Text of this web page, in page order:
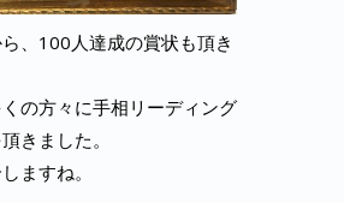
、100人達成の賞状も頂き
の方々に手相リーディング
きました。
ますね。